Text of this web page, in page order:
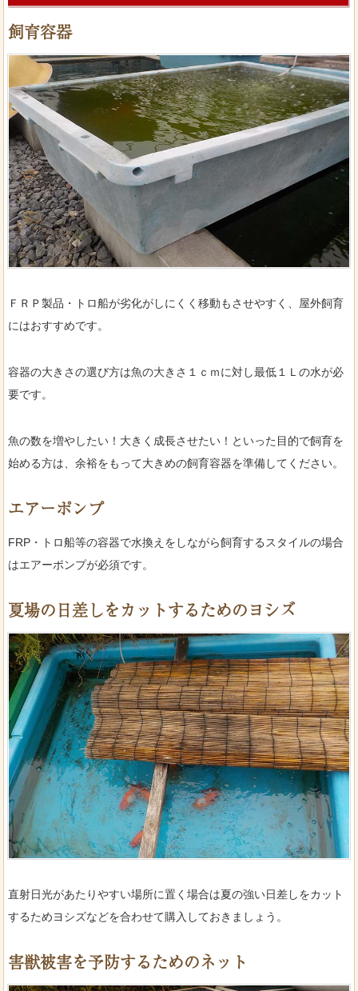
飼育容器
ＦＲＰ製品・トロ船が劣化がしにくく移動もさせやすく、屋外飼育
にはおすすめです。
容器の大きさの選び方は魚の大きさ１ｃｍに対し最低１Ｌの水が必
要です。
魚の数を増やしたい！大きく成長させたい！といった目的で飼育を
始める方は、余裕をもって大きめの飼育容器を準備してください。
エアーポンプ
FRP・トロ船等の容器で水換えをしながら飼育するスタイルの場合
はエアーポンプが必須です。
夏場の日差しをカットするためのヨシズ
直射日光があたりやすい場所に置く場合は夏の強い日差しをカット
するためヨシズなどを合わせて購入しておきましょう。
害獣被害を予防するためのネット